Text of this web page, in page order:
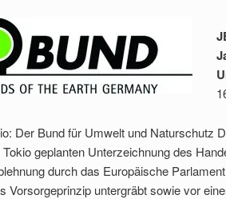
Der Bund für Umwelt und Naturschutz
Tokio geplanten Unterzeichnung des
durch das Europäische
Vorsorgeprinzip untergräbt sowie vor